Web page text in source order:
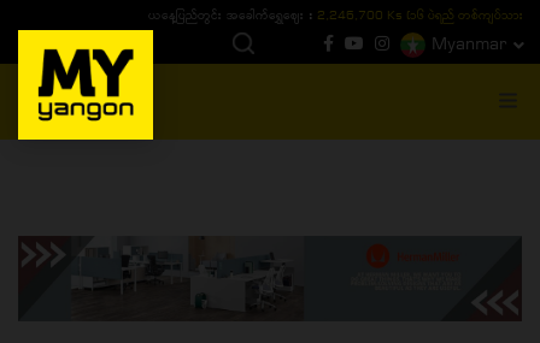
ယနေ့ပြည်တွင်း ၁၅ ပဲရည်ရွှေဈေး :3,770,000 - ပြင်ပပေါက်စျေး (၁၆ ပဲရည် တစ်ကျပ်
Myanmar
MENU